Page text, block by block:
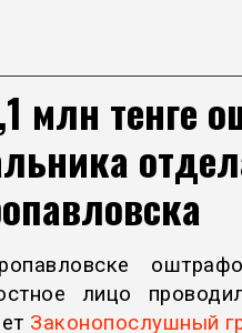
млн тенге
лицо
Законопослушный